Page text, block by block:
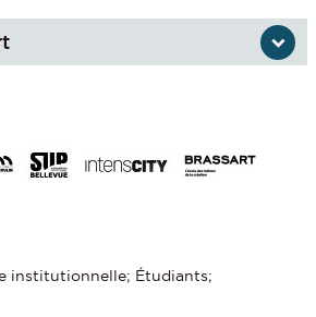
institutionnelle; Étudiants;